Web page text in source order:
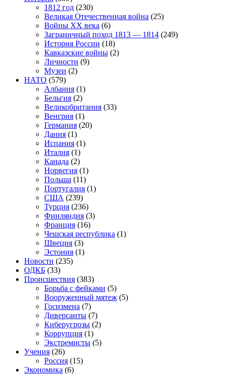
1812 год (230)
Великая Отечественная война (25)
Войны XX века (6)
Заграничный поход 1813 — 1814 (249)
История России (18)
Кавказские войны (2)
Личности (9)
Музеи (2)
НАТО (579)
Албания (1)
Бельгия (2)
Великобритания (33)
Венгрия (1)
Германия (20)
Дания (1)
Испания (1)
Италия (1)
Канада (2)
Норвегия (1)
Польша (11)
Португалия (1)
США (239)
Турция (236)
Финляндия (3)
Франция (16)
Чешская республика (1)
Швеция (3)
Эстония (1)
Новости (235)
ОДКБ (33)
Происшествия (383)
Борьба с фейками (5)
Вооруженный мятеж (5)
Госизмена (7)
Диверсанты (7)
Киберугрозы (2)
Коррупция (1)
Экстремисты (5)
Учения (26)
Россия (15)
Экономика (6)